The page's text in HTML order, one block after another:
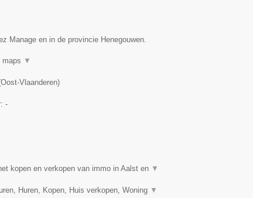
Manage en in de provincie Henegouwen.
maps ▼
Oost-Vlaanderen)
-
kopen en verkopen van immo in Aalst en ▼
Huren, Kopen, Huis verkopen, Woning ▼